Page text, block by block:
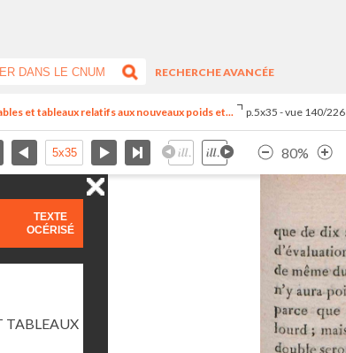
RECHERCHE AVANCÉE
et tableaux relatifs aux nouveaux poids et... p.5x35 - vue 140/226
80%
TEXTE
OCÉRISÉ
TABLEAUX